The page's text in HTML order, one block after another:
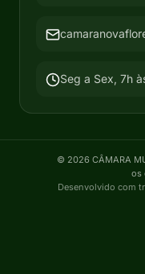
Seg a Sex, 7h
© 2026 CÂMARA
os
Desenvolvido com